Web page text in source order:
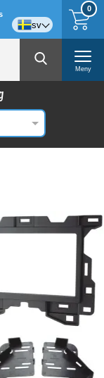
0
sv
Meny
kan intressera